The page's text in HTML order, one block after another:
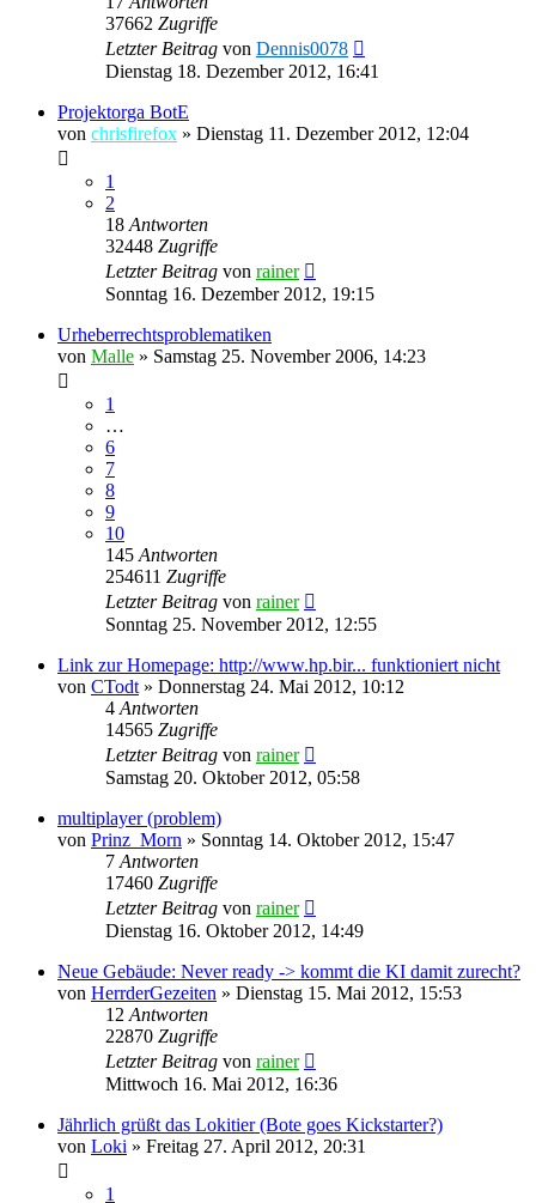
37662 Zugriffe
Letzter Beitrag von Dennis0078
Dienstag 18. Dezember 2012, 16:41
Projektorga BotE
von chrisfirefox » Dienstag 11. Dezember 2012, 12:04
1
2
18 Antworten
32448 Zugriffe
Letzter Beitrag von rainer
Sonntag 16. Dezember 2012, 19:15
Urheberrechtsproblematiken
von Malle » Samstag 25. November 2006, 14:23
1
…
6
7
8
9
10
145 Antworten
254611 Zugriffe
Letzter Beitrag von rainer
Sonntag 25. November 2012, 12:55
Link zur Homepage: http://www.hp.bir... funktioniert nicht
von CTodt » Donnerstag 24. Mai 2012, 10:12
4 Antworten
14565 Zugriffe
Letzter Beitrag von rainer
Samstag 20. Oktober 2012, 05:58
multiplayer (problem)
von Prinz_Morn » Sonntag 14. Oktober 2012, 15:47
7 Antworten
17460 Zugriffe
Letzter Beitrag von rainer
Dienstag 16. Oktober 2012, 14:49
Neue Gebäude: Never ready -> kommt die KI damit zurecht?
von HerrderGezeiten » Dienstag 15. Mai 2012, 15:53
12 Antworten
22870 Zugriffe
Letzter Beitrag von rainer
Mittwoch 16. Mai 2012, 16:36
Jährlich grüßt das Lokitier (Bote goes Kickstarter?)
von Loki » Freitag 27. April 2012, 20:31
1